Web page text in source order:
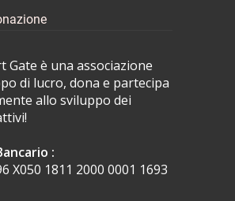
Gate è una associazione
di lucro, dona e partecipa
allo sviluppo dei
:
X050 1811 2000 0001 1693